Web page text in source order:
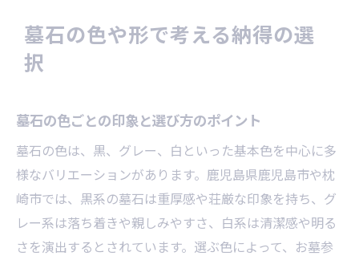
墓石の色や形で考える納得の選
択
墓石の色ごとの印象と選び方のポイント
墓石の色は、黒、グレー、白といった基本色を中心に多
様なバリエーションがあります。鹿児島県鹿児島市や枕
崎市では、黒系の墓石は重厚感や荘厳な印象を持ち、グ
レー系は落ち着きや親しみやすさ、白系は清潔感や明る
さを演出するとされています。選ぶ色によって、お墓参